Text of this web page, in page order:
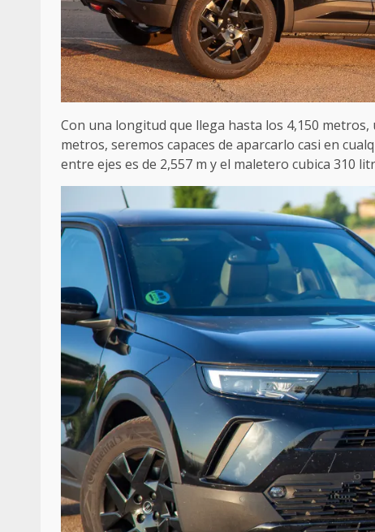
Con una longitud que llega hasta los 4,150
metros, seremos capaces de aparcarlo casi en
entre ejes es de 2,557 m y el maletero cubica 310